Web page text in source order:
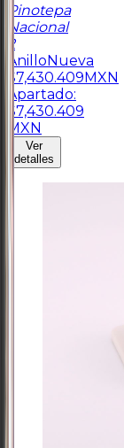
Pinotepa
Nacional
2
AnilloNueva
$7,430.409MXN
Apartado:
$7,430.409
MXN
Ver
detalles